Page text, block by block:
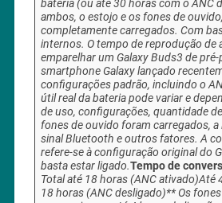
bateria (ou até 30 horas com o ANC
ambos, o estojo e os fones de
completamente carregados. Com
internos. O tempo de reprodução de
emparelhar um Galaxy Buds3 de
smartphone Galaxy lançado
configurações padrão, incluindo o
útil real da bateria pode variar e
de uso, configurações, quantidade
fones de ouvido foram carregados,
sinal Bluetooth e outros fatores. A
refere-se à configuração original do
basta estar ligado.Tempo de
Total até 18 horas (ANC ativado)Até
18 horas (ANC desligado)** Os